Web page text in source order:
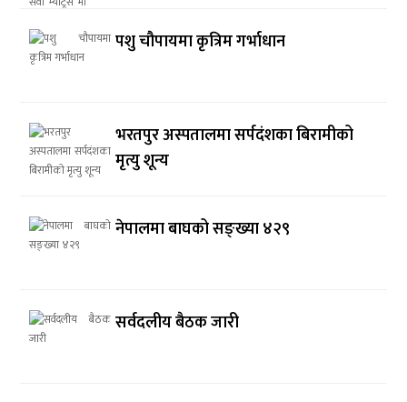
पशु चौपायमा कृत्रिम गर्भाधान
भरतपुर अस्पतालमा सर्पदंशका बिरामीको
मृत्यु शून्य
नेपालमा बाघको सङ्ख्या ४२९
सर्वदलीय बैठक जारी